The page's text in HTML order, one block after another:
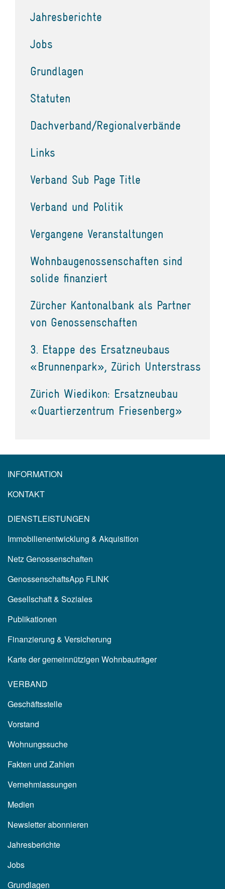
Jahresberichte
Jobs
Grundlagen
Statuten
Dachverband/Regionalverbände
Links
Verband Sub Page Title
Verband und Politik
Vergangene Veranstaltungen
Wohnbaugenossenschaften sind
solide finanziert
Zürcher Kantonalbank als Partner
von Genossenschaften
3. Etappe des Ersatzneubaus
«Brunnenpark», Zürich Unterstrass
Zürich Wiedikon: Ersatzneubau
«Quartierzentrum Friesenberg»
INFORMATION
KONTAKT
DIENSTLEISTUNGEN
Immobilienentwicklung & Akquisition
Netz Genossenschaften
GenossenschaftsApp FLINK
Gesellschaft & Soziales
Publikationen
Finanzierung & Versicherung
Karte der gemeinnützigen Wohnbauträger
VERBAND
Geschäftsstelle
Vorstand
Wohnungssuche
Fakten und Zahlen
Vernehmlassungen
Medien
Newsletter abonnieren
Jahresberichte
Jobs
Grundlagen